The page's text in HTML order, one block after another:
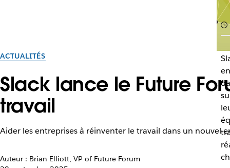
ACTUALITÉS
Slack lance le Future
travail
Aider les entreprises à réinventer le travail dans un
Auteur : Brian Elliott, VP of Future Forum